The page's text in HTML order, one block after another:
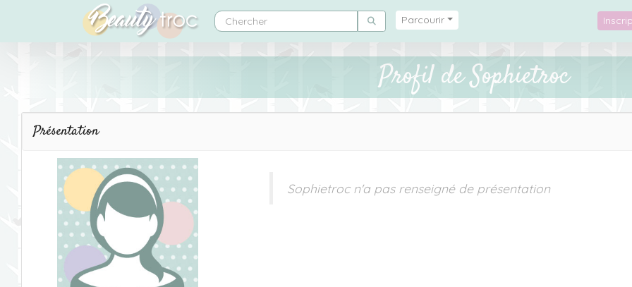
Parcourir
Profil de Sophietroc
Présentation
Sophietroc n'a pas renseigné de présentation